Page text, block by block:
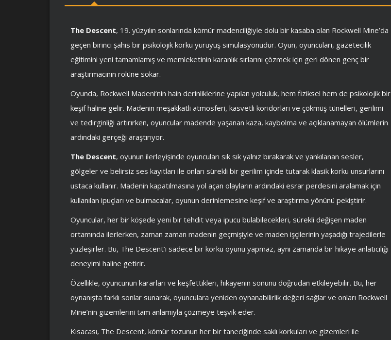
The Descent, 19. yüzyılın sonlarında kömür madenciliğiyle dolu bir kasaba olan Rockwell Mine’da
geçen birinci şahıs bir psikolojik korku yürüyüş simülasyonudur. Oyun, oyuncuları, gazetecilik
eğitimini yeni tamamlamış ve memleketinin karanlık sırlarını çözmek için geri dönen genç bir
araştırmacının rolüne sokar.
Oyunda, Rockwell Madeni’nin hain derinliklerine yapılan yolculuk, hem fiziksel hem de psikolojik bir
keşif haline gelir. Madenin meşakkatli atmosferi, kasvetli koridorları ve çökmüş tünelleri, gerilimi
ve tedirginliği artırırken, oyuncular madende yaşanan kaza, kaybolma ve açıklanamayan ölümlerin
ardındaki gerçeği araştırıyor.
The Descent, oyunun ilerleyişinde oyuncuları sık sık yalnız bırakarak ve yankılanan sesler,
gölgeler ve belirsiz ses kayıtları ile onları sürekli bir gerilim içinde tutarak klasik korku unsurlarını
ustaca kullanır. Madenin kapatılmasına yol açan olayların ardındaki esrar perdesini aralamak için
kullanılan ipuçları ve bulmacalar, oyunun derinlemesine keşif ve araştırma yönünü pekiştirir.
Oyuncular, her bir köşede yeni bir tehdit veya ipucu bulabilecekleri, sürekli değişen maden
ortamında ilerlerken, zaman zaman madenin geçmişiyle ve maden işçilerinin yaşadığı trajedilerle
yüzleşirler. Bu, The Descent’i sadece bir korku oyunu yapmaz, aynı zamanda bir hikaye anlatıcılığı
deneyimi haline getirir.
Özellikle, oyuncunun kararları ve keşfettikleri, hikayenin sonunu doğrudan etkileyebilir. Bu, her
oynanışta farklı sonlar sunarak, oyunculara yeniden oynanabilirlik değeri sağlar ve onları Rockwell
Mine’nin gizemlerini tam anlamıyla çözmeye teşvik eder.
Kısacası, The Descent, kömür tozunun her bir taneciğinde saklı korkuları ve gizemleri ile